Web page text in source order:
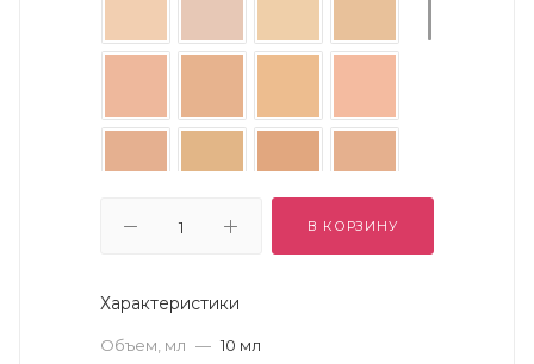
В КОРЗИНУ
Характеристики
Объем, мл — 10 мл